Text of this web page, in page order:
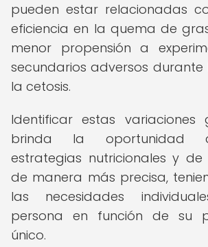
pueden estar relacionadas
eficiencia en la quema de
menor propensión a
secundarios adversos durante
la cetosis.
Identificar estas variaciones
brinda la oportunidad
estrategias nutricionales y
de manera más precisa,
las necesidades
persona en función de su
único.